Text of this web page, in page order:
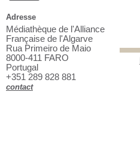
Adresse
Médiathèque de l'Alliance
Française de l'Algarve
Rua Primeiro de Maio
8000-411 FARO
Portugal
+351 289 828 881
contact